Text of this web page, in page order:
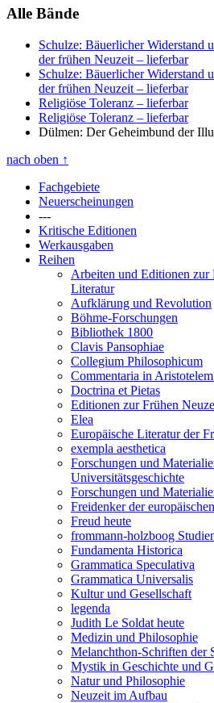
Alle Bände
Schulze: Bäuerlicher Widerstand
der frühen Neuzeit – lieferbar
Schulze: Bäuerlicher Widerstand
der frühen Neuzeit – lieferbar
Religiöse Toleranz – lieferbar
Religiöse Toleranz – lieferbar
Dülmen: Der Geheimbund der
nach oben ↑
Fachgebiete
Neuerscheinungen
---
Kritische Editionen
Werkausgaben
Reihen
Arbeiten und Editionen zur
Literatur
Aufklärung und Revolution
Böhme-Forschungen
Bibliothek 1800
Clavis Pansophiae
Collegium Philosophicum
Commentaria in
Doctrina et Pietas
Editionen zur Frühen
Elea
Europäische Literatur der
exempla aesthetica
Forschungen und
Universitätsgeschichte
Forschungen und
Freidenker der
Freud heute
frommann-holzboog
Fundamenta Historica
Grammatica Speculativa
Grammatica Universalis
Kultur und Gesellschaft
legenda
Judith Le Soldat heute
Medizin und Philosophie
Melanchthon-Schriften der
Mystik in Geschichte und
Natur und Philosophie
Neuzeit im Aufbau